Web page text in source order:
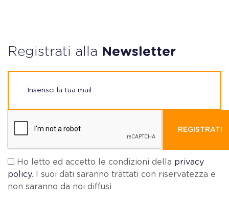
Registrati alla Newsletter
REGISTRATI
Ho letto ed accetto le condizioni della privacy
policy. I suoi dati saranno trattati con riservatezza e
non saranno da noi diffusi